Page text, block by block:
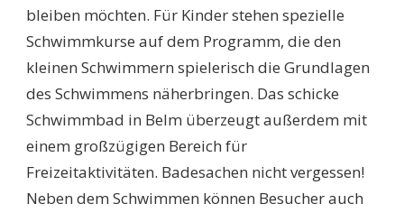
bleiben möchten. Für Kinder stehen spezielle
Schwimmkurse auf dem Programm, die den
kleinen Schwimmern spielerisch die Grundlagen
des Schwimmens näherbringen. Das schicke
Schwimmbad in Belm überzeugt außerdem mit
einem großzügigen Bereich für
Freizeitaktivitäten. Badesachen nicht vergessen!
Neben dem Schwimmen können Besucher auch